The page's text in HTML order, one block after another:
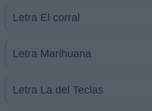
Letra El corral
Letra Marihuana
Letra La del Teclas